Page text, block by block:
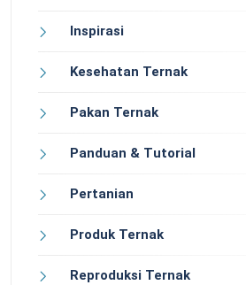
Inspirasi
Kesehatan Ternak
Pakan Ternak
Panduan & Tutorial
Pertanian
Produk Ternak
Reproduksi Ternak